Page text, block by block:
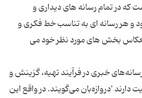
در تمام رسانه های دیداری و
و هر رسانه ای به تناسب خط فکری و
بخش های مورد نظر خود می
خبرى در فرآیند تهیه، گزینش و
دارند 'دروازه‌بان مى‌گویند. در واقع این